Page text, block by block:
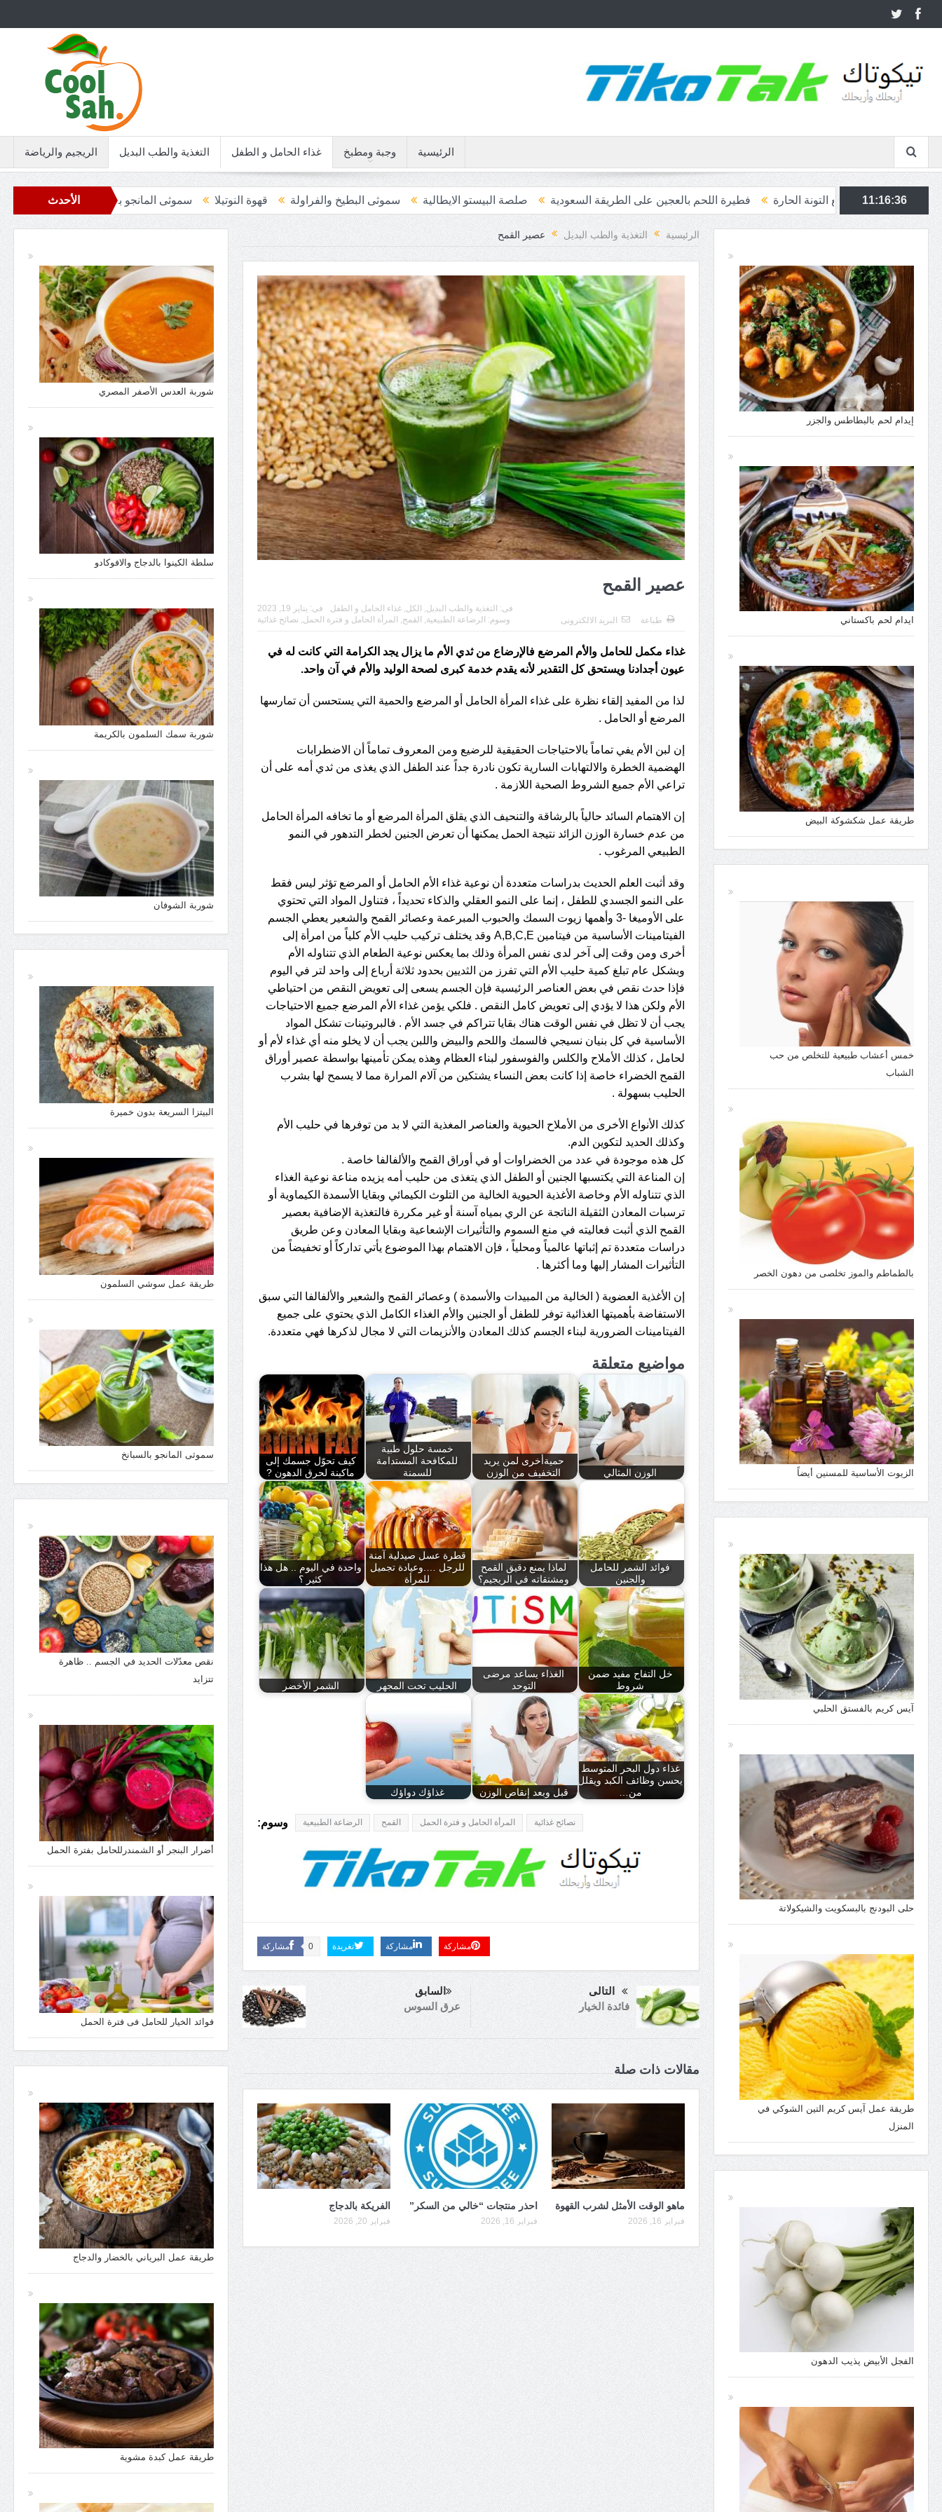
الريجيم والرياضة التغذية والطب البديل غذاء الحامل و الطفل وجبة ومطبخ الرئيسية
الأحدث
سموثى المانجو قهوة اللوتس سموثى المانجو بالسبانخ قهوة النوتيلا سموثى البطيخ والفراولة صلصة البيستو الايطالية فطيرة اللحم بالعجين على الطريقة السعودية التونة الحارة
سمبوسة
11:16:38
الرئيسية التغذية والطب البديل عصير القمح
عصير القمح
فى: يناير 19, 2023 فى: التغذية والطب البديل, الكل, غذاء الحامل و الطفل
وسوم: الرضاعة الطبيعية, القمح, المرأة الحامل و فترة الحمل, نصائح غذائية طباعة البريد الالكترونى
غذاء مكمل للحامل والأم المرضع فالإرضاع من ثدي الأم ما يزال يجد الكرامة التي كانت له في
عيون أجدادنا ويستحق كل التقدير لأنه يقدم خدمة كبرى لصحة الوليد والأم في آن واحد.
لذا من المفيد إلقاء نظرة على غذاء المرأة الحامل أو المرضع والحمية التي يستحسن أن تمارسها
المرضع أو الحامل .
إن لبن الأم يفي تماماً بالاحتياجات الحقيقية للرضيع ومن المعروف تماماً أن الاضطرابات
الهضمية الخطرة والالتهابات السارية تكون نادرة جداً عند الطفل الذي يغذى من ثدي أمه على أن
تراعي الأم جميع الشروط الصحية اللازمة .
إن الاهتمام السائد حالياً بالرشاقة والتنحيف الذي يقلق المرأة المرضع أو ما تخافه المرأة الحامل
من عدم خسارة الوزن الزائد نتيجة الحمل يمكنها أن تعرض الجنين لخطر التدهور في النمو
الطبيعي المرغوب .
وقد أثبت العلم الحديث بدراسات متعددة أن نوعية غذاء الأم الحامل أو المرضع تؤثر ليس فقط
على النمو الجسدي للطفل ، إنما على النمو العقلي والذكاء تحديداً ، فتناول المواد التي تحتوي
على الأوميغا -3 وأهمها زيوت السمك والحبوب المبرعمة وعصائر القمح والشعير يعطي الجسم
الفيتامينات الأساسية من فيتامين A,B,C,E وقد يختلف تركيب حليب الأم كلياً من امرأة إلى
أخرى ومن وقت إلى آخر لدى نفس المرأة وذلك بما يعكس نوعية الطعام الذي تتناوله الأم
وبشكل عام تبلغ كمية حليب الأم التي تفرز من الثديين بحدود ثلاثة أرباع إلى واحد لتر في اليوم
فإذا حدث نقص في بعض العناصر الرئيسية فإن الجسم يسعى إلى تعويض النقص من احتياطي
الأم ولكن هذا لا يؤدي إلى تعويض كامل النقص . فلكي يؤمن غذاء الأم المرضع جميع الاحتياجات
يجب أن لا تظل في نفس الوقت هناك بقايا تتراكم في جسد الأم . فالبروتينات تشكل المواد
الأساسية في كل بنيان نسيجي فالسمك واللحم والبيض واللبن يجب أن لا يخلو منه أي غذاء لأم أو
لحامل ، كذلك الأملاح والكلس والفوسفور لبناء العظام وهذه يمكن تأمينها بواسطة عصير أوراق
القمح الخضراء خاصة إذا كانت بعض النساء يشتكين من آلام المرارة مما لا يسمح لها بشرب
الحليب بسهولة .
كذلك الأنواع الأخرى من الأملاح الحيوية والعناصر المغذية التي لا بد من توفرها في حليب الأم
وكذلك الحديد لتكوين الدم.
كل هذه موجودة في عدد من الخضراوات أو في أوراق القمح والألفالفا خاصة .
إن المناعة التي يكتسبها الجنين أو الطفل الذي يتغذى من حليب أمه يزيده مناعة نوعية الغذاء
الذي تتناوله الأم وخاصة الأغذية الحيوية الخالية من التلوث الكيمائي وبقايا الأسمدة الكيماوية أو
ترسبات المعادن الثقيلة الناتجة عن الري بمياه آسنة أو غير مكررة فالتغذية الإضافية بعصير
القمح الذي أثبت فعاليته في منع السموم والتأثيرات الإشعاعية وبقايا المعادن وعن طريق
دراسات متعددة تم إثباتها عالمياً ومحلياً ، فإن الاهتمام بهذا الموضوع يأتي تداركاً أو تخفيضاً من
التأثيرات المشار إليها وما أكثرها .
إن الأغذية العضوية ( الخالية من المبيدات والأسمدة ) وعصائر القمح والشعير والألفالفا التي سبق
الاستفاضة بأهميتها الغذائية توفر للطفل أو الجنين والأم الغذاء الكامل الذي يحتوي على جميع
الفيتامينات الضرورية لبناء الجسم كذلك المعادن والأنزيمات التي لا مجال لذكرها فهي متعددة.
مواضيع متعلقة
الوزن المثالي
حميةأخرى لمن يريد
التخفيف من الوزن
خمسة حلول طبية
للمكافحة المستدامة
للسمنة
كيف تحوّل جسمك إلى
ماكينة لحرق الدهون ?
فوائد الشمر للحامل
والجنين
لماذا يمنع دقيق القمح
ومشتقاته في الريجيم؟
قطرة عسل صيدلية آمنة
للرجل ….وعيادة تجميل
للمرأة
واحدة في اليوم .. هل هذا
كثير ؟
خل التفاح مفيد ضمن
شروط
الغذاء يساعد مرضى
التوحد
الحليب تحت المجهر الشمر الأخضر
غذاء دول البحر المتوسط
يحسن وظائف الكبد ويقلل
من…
قبل وبعد إنقاص الوزن غذاؤك دواؤك
وسوم: الرضاعة الطبيعية القمح المرأة الحامل و فترة الحمل نصائح غذائية
مشاركة 0 تغريدة مشاركة مشاركة
السابق
عرق السوس
التالى
فائدة الخيار
مقالات ذات صلة
الفريكة بالدجاج
فبراير 20, 2026
احذر منتجات “خالي من السكر”
فبراير 16, 2026
ماهو الوقت الأمثل لشرب القهوة
فبراير 16, 2026
شوربة العدس الأصفر المصري
سلطة الكينوا بالدجاج والافوكادو
شوربة سمك السلمون بالكريمة
شوربة الشوفان
البيتزا السريعة بدون خميرة
طريقة عمل سوشي السلمون
سموثى المانجو بالسبانخ
نقص معدّلات الحديد في الجسم .. ظاهرة
تتزايد
أضرار البنجر أو الشمندرللحامل بفترة الحمل
فوائد الخيار للحامل فى فترة الحمل
طريقة عمل البرياني بالخضار والدجاج
طريقة عمل كبدة مشوية
إيدام لحم بالبطاطس والجزر
ايدام لحم باكستاني
طريقة عمل شكشوكة البيض
خمس أعشاب طبيعية للتخلص من حب
الشباب
بالطماطم والموز تخلصى من دهون الخصر
الزيوت الأساسية للمسنين أيضاً
آيس كريم بالفستق الحلبي
حلى البودنج بالبسكويت والشيكولاتة
طريقة عمل آيس كريم التين الشوكي في
المنزل
الفجل الأبيض يذيب الدهون